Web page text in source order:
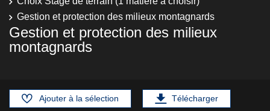
Gestion et protection des milieux montagnards
Gestion et protection des milieux
montagnards
Ajouter à la sélection Télécharger